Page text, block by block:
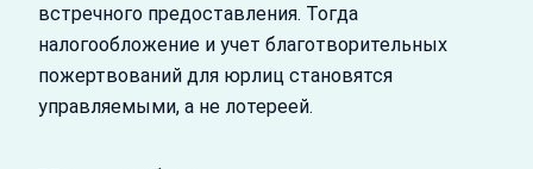
встречного предоставления. Тогда
налогообложение и учет благотворительных
пожертвований для юрлиц становятся
управляемыми, а не лотереей.